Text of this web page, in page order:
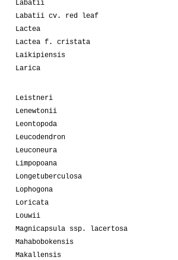
Labatii
Labatii cv. red leaf
Lactea
Lactea f. cristata
Laikipiensis
Larica
Leistneri
Lenewtonii
Leontopoda
Leucodendron
Leuconeura
Limpopoana
Longetuberculosa
Lophogona
Loricata
Louwii
Magnicapsula ssp. lacertosa
Mahabobokensis
Makallensis